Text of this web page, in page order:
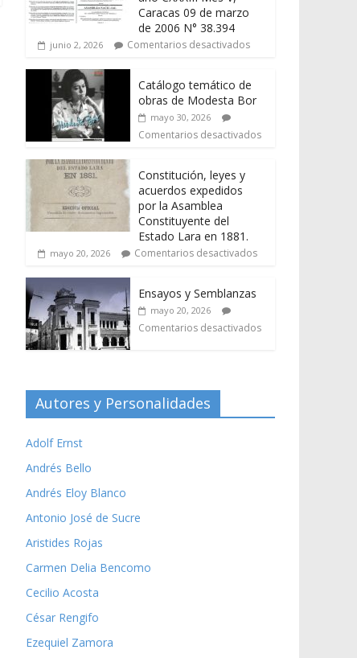
Caracas 09 de marzo
de 2006 N° 38.394
junio 2, 2026 Comentarios desactivados
Catálogo temático de
obras de Modesta Bor
mayo 30, 2026
Comentarios desactivados
Constitución, leyes y
acuerdos expedidos
por la Asamblea
Constituyente del
Estado Lara en 1881.
mayo 20, 2026 Comentarios desactivados
Ensayos y Semblanzas
mayo 20, 2026
Comentarios desactivados
Autores y Personalidades
Adolf Ernst
Andrés Bello
Andrés Eloy Blanco
Antonio José de Sucre
Aristides Rojas
Carmen Delia Bencomo
Cecilio Acosta
César Rengifo
Ezequiel Zamora